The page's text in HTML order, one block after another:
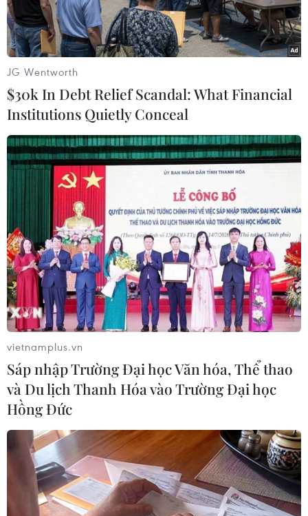
động nghèo được một bữa ăn sáng miễn phí.
Thời gian gần đây, một hàng ăn trên phố Báo Khánh (quận
Hoàn Kiếm, Hà Nội) thu hút sự chú ý của người dân và du
khách bởi tấm biển đề dòng chữ phở "treo" ngay trước cửa.
(Ảnh: Minh Sơn/Vietnam+)
Cửa hàng bắt đầu đông khách từ sáng đến trưa. Khách ngồi
JG Wentworth
$30k In Debt Relief Scandal: What Financial
Institutions Quietly Conceal
vietnamplus.vn
Sáp nhập Trường Đại học Văn hóa, Thể thao
và Du lịch Thanh Hóa vào Trường Đại học
Hồng Đức